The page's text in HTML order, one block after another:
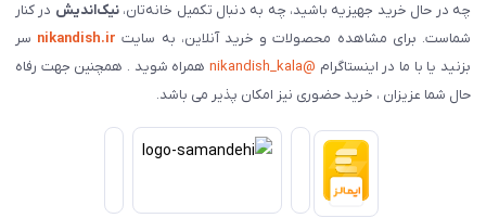
چه در حال خرید جهیزیه باشید، چه به دنبال تکمیل خانه‌تان،نیک‌اندیش در کنار
شماست. برای مشاهده محصولات و خرید آنلاین، به سایت nikandish.ir سر
بزنید یا با ما در اینستاگرام @nikandish_kala
همراه شوید . همچنین جهت رفاه
حال شما عزیزان ، خرید حضوری نیز امکان پذیر می باشد.